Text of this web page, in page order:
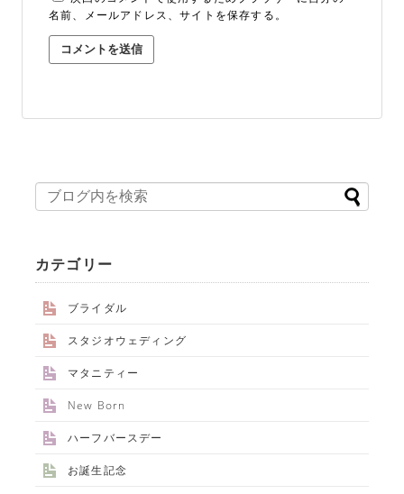
ALBUM事業部
tel.025-761-7474
名前、メールアドレス、サイトを保存する。
カテゴリー
ブライダル
スタジオウェディング
マタニティー
New Born
ハーフバースデー
お誕生記念